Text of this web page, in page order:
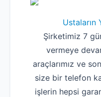
Ustaların
Şirketimiz 7
vermeye
araçlarımız ve
size bir telefon
işlerin hepsi